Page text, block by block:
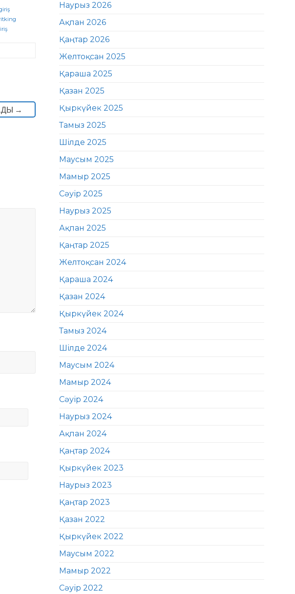
→
Наурыз 2026
Ақпан 2026
Қаңтар 2026
Желтоқсан 2025
Қараша 2025
Қазан 2025
Қыркүйек 2025
Тамыз 2025
Шілде 2025
Маусым 2025
Мамыр 2025
Сәуір 2025
Наурыз 2025
Ақпан 2025
Қаңтар 2025
Желтоқсан 2024
Қараша 2024
Қазан 2024
Қыркүйек 2024
Тамыз 2024
Шілде 2024
Маусым 2024
Мамыр 2024
Сәуір 2024
Наурыз 2024
Ақпан 2024
Қаңтар 2024
Қыркүйек 2023
Наурыз 2023
Қаңтар 2023
Қазан 2022
Қыркүйек 2022
Маусым 2022
Мамыр 2022
Сәуір 2022